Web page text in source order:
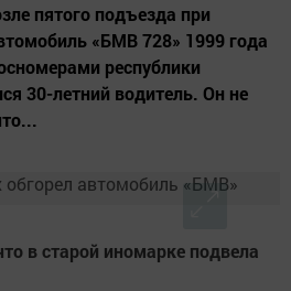
пятого подъезда при
«БМВ 728» 1999 года
республики
30-летний водитель. Он не
в старой иномарке подвела